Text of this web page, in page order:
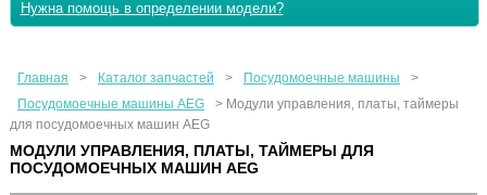
Нужна помощь в определении модели?
Главная > Каталог запчастей > Посудомоечные машины
>
Посудомоечные машины AEG
> Модули управления, платы, таймеры
для посудомоечных машин AEG
МОДУЛИ УПРАВЛЕНИЯ, ПЛАТЫ, ТАЙМЕРЫ ДЛЯ
ПОСУДОМОЕЧНЫХ МАШИН AEG